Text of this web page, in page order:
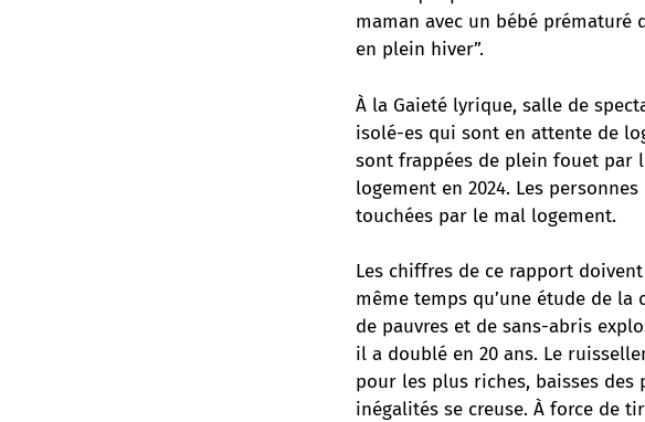
maman avec un bébé
en plein hiver”.
À la Gaieté lyrique, salle de
isolé-es qui sont en attente de
sont frappées de plein fouet par
logement en 2024. Les
touchées par le mal logement.
Les chiffres de ce rapport
même temps qu’une étude de
de pauvres et de sans-abris
il a doublé en 20 ans. Le
pour les plus riches, baisses des
inégalités se creuse. À force de